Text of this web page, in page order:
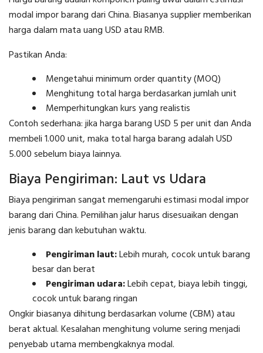
modal impor barang dari China. Biasanya supplier memberikan
harga dalam mata uang USD atau RMB.
Pastikan Anda:
Mengetahui minimum order quantity (MOQ)
Menghitung total harga berdasarkan jumlah unit
Memperhitungkan kurs yang realistis
Contoh sederhana: jika harga barang USD 5 per unit dan Anda
membeli 1.000 unit, maka total harga barang adalah USD
5.000 sebelum biaya lainnya.
Biaya Pengiriman: Laut vs Udara
Biaya pengiriman sangat memengaruhi estimasi modal impor
barang dari China. Pemilihan jalur harus disesuaikan dengan
jenis barang dan kebutuhan waktu.
Pengiriman laut:Lebih murah, cocok untuk barang
besar dan berat
Pengiriman udara:Lebih cepat, biaya lebih tinggi,
cocok untuk barang ringan
Ongkir biasanya dihitung berdasarkan volume (CBM) atau
berat aktual. Kesalahan menghitung volume sering menjadi
penyebab utama membengkaknya modal.